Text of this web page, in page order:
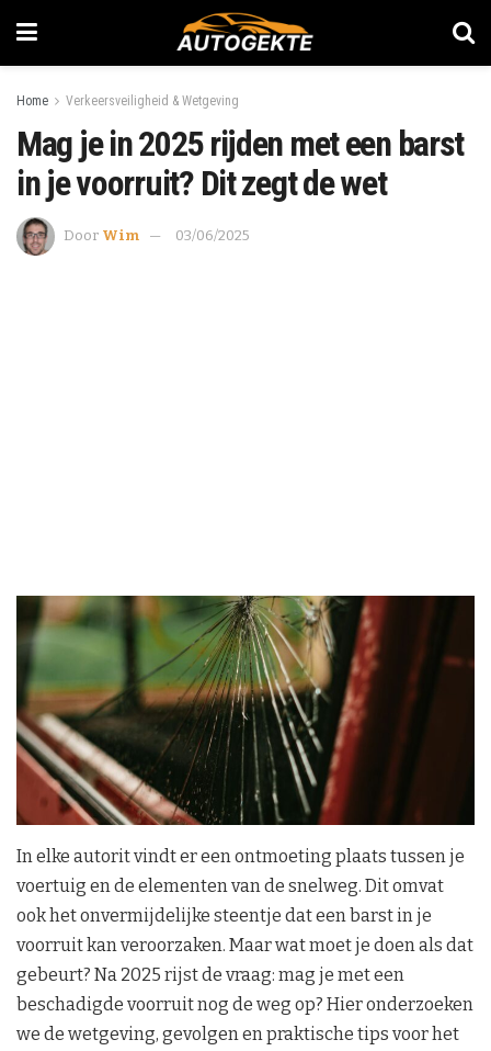
Home Verkeersveiligheid & Wetgeving
Mag je in 2025 rijden met een barst
in je voorruit? Dit zegt de wet
Door Wim 03/06/2025
In elke autorit vindt er een ontmoeting plaats tussen je
voertuig en de elementen van de snelweg. Dit omvat
ook het onvermijdelijke steentje dat een barst in je
voorruit kan veroorzaken. Maar wat moet je doen als dat
gebeurt? Na 2025 rijst de vraag: mag je met een
beschadigde voorruit nog de weg op? Hier onderzoeken
we de wetgeving, gevolgen en praktische tips voor het